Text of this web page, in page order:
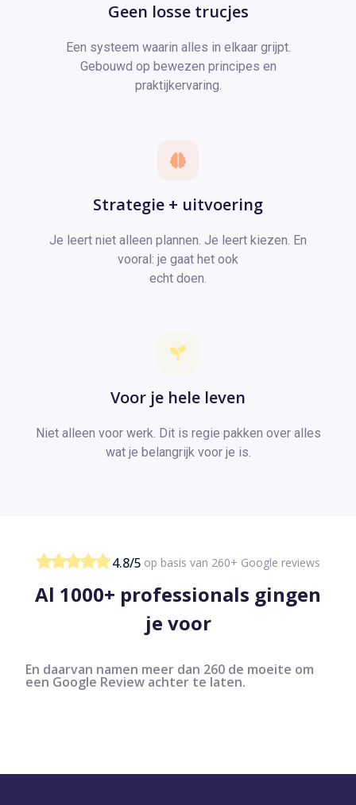
Geen losse trucjes
Een systeem waarin alles in elkaar grijpt.
Gebouwd op bewezen principes en
praktijkervaring.
Strategie + uitvoering
Je leert niet alleen plannen. Je leert kiezen. En
vooral: je gaat het ook
echt doen.
Voor je hele leven
Niet alleen voor werk. Dit is regie pakken over alles
wat je belangrijk voor je is.
4.8/5 op basis van 260+ Google reviews
Al 1000+ professionals gingen
je voor
En daarvan namen meer dan 260 de moeite om
een Google Review achter te laten.